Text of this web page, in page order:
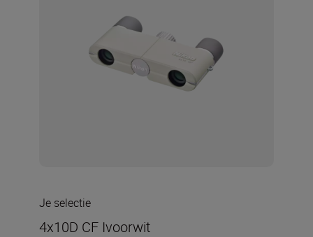
Je selectie
4x10D CF Ivoorwit